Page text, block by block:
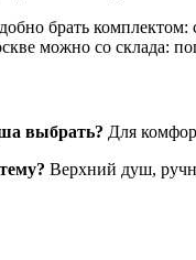
брать
можно со склада:
выбрать? Для
Верхний душ,